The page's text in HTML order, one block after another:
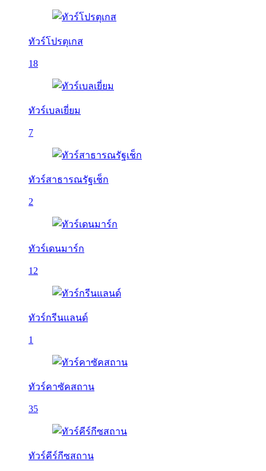
ทัวร์โปรตุเกส
18
ทัวร์เบลเยี่ยม
7
ทัวร์สาธารณรัฐเช็ก
2
ทัวร์เดนมาร์ก
12
ทัวร์กรีนแลนด์
1
ทัวร์คาซัคสถาน
35
ทัวร์คีร์กีซสถาน